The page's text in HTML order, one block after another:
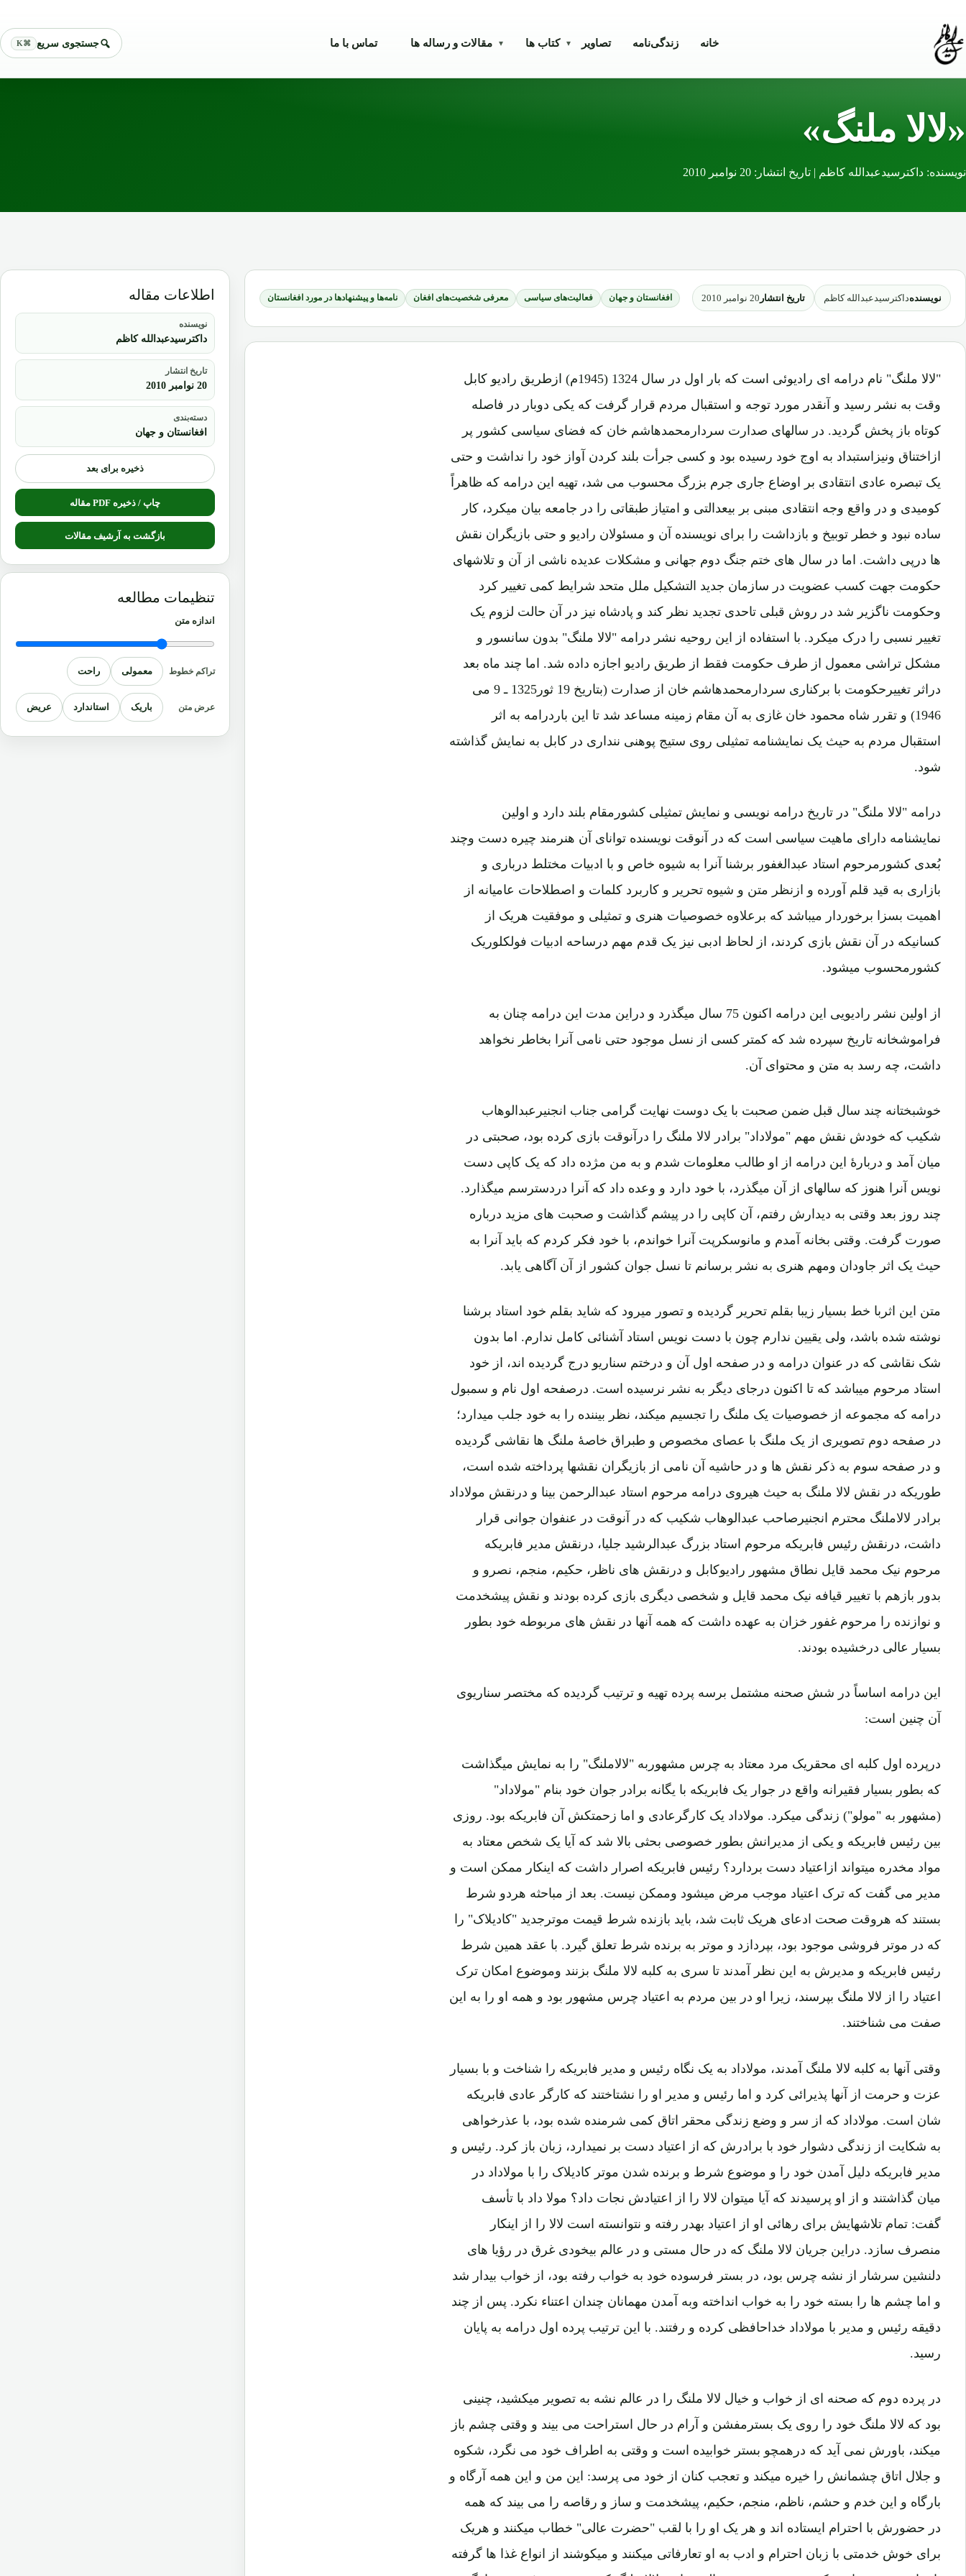
زندگی‌نامه
«لالا ملنگ»
افغانستان و جهان فعالیت‌های سیاسی معرفی شخصیت‌های افغان نامه‌ها و پیشنهادها در مورد افغانستان
"لالا ملنگ" نام درامه ای رادیوئی است که بار اول در سال 1324 (1945م) ازطریق رادیو کابل
وقت به نشر رسید و آنقدر مورد توجه و استقبال مردم قرار گرفت که یکی دوبار در فاصله
کوتاه باز پخش گردید. در سالهای صدارت سردارمحمدهاشم خان که فضای سیاسی کشور پر
ازاختناق ونیزاستبداد به اوج خود رسیده بود و کسی جرأت بلند کردن آواز خود را نداشت و حتی
یک تبصره عادی انتقادی بر اوضاع جاری جرم بزرگ محسوب می شد، تهیه این درامه که ظاهراً
کومیدی و در واقع وجه انتقادی مبنی بر بیعدالتی و امتیاز طبقاتی را در جامعه بیان میکرد، کار
ساده نبود و خطر توبیخ و بازداشت را برای نویسنده آن و مسئولان رادیو و حتی بازیگران نقش
ها درپی داشت. اما در سال های ختم جنگ دوم جهانی و مشکلات عدیده ناشی از آن و تلاشهای
حکومت جهت کسب عضویت در سازمان جدید التشکیل ملل متحد شرایط کمی تغییر کرد
وحکومت ناگزیر شد در روش قبلی تاحدی تجدید نظر کند و پادشاه نیز در آن حالت لزوم یک
تغییر نسبی را درک میکرد. با استفاده از این روحیه نشر درامه "لالا ملنگ" بدون سانسور و
مشکل تراشی معمول از طرف حکومت فقط از طریق رادیو اجازه داده شد. اما چند ماه بعد
1946) و تقرر شاه محمود خان غازی به آن مقام زمینه مساعد شد تا این باردرامه به اثر
استقبال مردم به حیث یک نمایشنامه تمثیلی روی ستیج پوهنی ننداری در کابل به نمایش گذاشته
درامه "لالا ملنگ" در تاریخ درامه نویسی و نمایش تمثیلی کشورمقام بلند دارد و اولین
نمایشنامه دارای ماهیت سیاسی است که در آنوقت نویسنده توانای آن هنرمند چیره دست وچند
بُعدی کشورمرحوم استاد عبدالغفور برشنا آنرا به شیوه خاص و با ادبیات مختلط درباری و
بازاری به قید قلم آورده و ازنظر متن و شیوه تحریر و کاربرد کلمات و اصطلاحات عامیانه از
اهمیت بسزا برخوردار میباشد که برعلاوه خصوصیات هنری و تمثیلی و موفقیت هریک از
کسانیکه در آن نقش بازی کردند، از لحاظ ادبی نیز یک قدم مهم درساحه ادبیات فولکلوریک
کشورمحسوب میشود.
از اولین نشر رادیویی این درامه اکنون 75 سال میگذرد و دراین مدت این درامه چنان به
فراموشخانه تاریخ سپرده شد که کمتر کسی از نسل موجود حتی نامی آنرا بخاطر نخواهد
داشت، چه رسد به متن و محتوای آن.
خوشبختانه چند سال قبل ضمن صحبت با یک دوست نهایت گرامی جناب انجنیرعبدالوهاب
شکیب که خودش نقش مهم "مولاداد" برادر لالا ملنگ را درآنوقت بازی کرده بود، صحبتی در
میان آمد و دربارۀ این درامه از او طالب معلومات شدم و به من مژده داد که یک کاپی دست
نویس آنرا هنوز که سالهای از آن میگذرد، با خود دارد و وعده داد که آنرا دردسترسم میگذارد.
چند روز بعد وقتی به دیدارش رفتم، آن کاپی را در پیشم گذاشت و صحبت های مزید درباره
صورت گرفت. وقتی بخانه آمدم و مانوسکرپت آنرا خواندم، با خود فکر کردم که باید آنرا به
حیث یک اثر جاودان ومهم هنری به نشر برسانم تا نسل جوان کشور از آن آگاهی یابد.
متن این اثربا خط بسیار زیبا بقلم تحریر گردیده و تصور میرود که شاید بقلم خود استاد برشنا
نوشته شده باشد، ولی یقیین ندارم چون با دست نویس استاد آشنائی کامل ندارم. اما بدون
شک نقاشی که در عنوان درامه و در صفحه اول آن و درختم سناریو درج گردیده اند، از خود
استاد مرحوم میباشد که تا اکنون درجای دیگر به نشر نرسیده است. درصفحه اول نام و سمبول
درامه که مجموعه از خصوصیات یک ملنگ را تجسیم میکند، نظر بیننده را به خود جلب میدارد؛
در صفحه دوم تصویری از یک ملنگ با عصای مخصوص و طبراق خاصۀ ملنگ ها نقاشی گردیده
و در صفحه سوم به ذکر نقش ها و در حاشیه آن نامی از بازیگران نقشها پرداخته شده است،
طوریکه در نقش لالا ملنگ به حیث هیروی درامه مرحوم استاد عبدالرحمن بینا و درنقش مولاداد
برادر لالاملنگ محترم انجنیرصاحب عبدالوهاب شکیب که در آنوقت در عنفوان جوانی قرار
داشت، درنقش رئیس فابریکه مرحوم استاد بزرگ عبدالرشید جلیا، درنقش مدیر فابریکه
مرحوم نیک محمد قایل نطاق مشهور رادیوکابل و درنقش های ناظر، حکیم، منجم، نصرو و
بدور بازهم با تغییر قیافه نیک محمد قایل و شخصی دیگری بازی کرده بودند و نقش پیشخدمت
و نوازنده را مرحوم غفور خزان به عهده داشت که همه آنها در نقش های مربوطه خود بطور
بسیار عالی درخشیده بودند.
این درامه اساساً در شش صحنه مشتمل برسه پرده تهیه و ترتیب گردیده که مختصر سناریوی
آن چنین است:
درپرده اول کلبه ای محقریک مرد معتاد به چرس مشهوربه "لالاملنگ" را به نمایش میگذاشت
که بطور بسیار فقیرانه واقع در جوار یک فابریکه با یگانه برادر جوان خود بنام "مولاداد"
(مشهور به "مولو") زندگی میکرد. مولاداد یک کارگرعادی و اما زحمتکش آن فابریکه بود. روزی
بین رئیس فابریکه و یکی از مدیرانش بطور خصوصی بحثی بالا شد که آیا یک شخص معتاد به
مواد مخدره میتواند ازاعتیاد دست بردارد؟ رئیس فابریکه اصرار داشت که اینکار ممکن است و
مدیر می گفت که ترک اعتیاد موجب مرض میشود وممکن نیست. بعد از مباحثه هردو شرط
بستند که هروقت صحت ادعای هریک ثابت شد، باید بازنده شرط قیمت موترجدید "کادیلاک" را
که در موتر فروشی موجود بود، بپردازد و موتر به برنده شرط تعلق گیرد. با عقد همین شرط
رئیس فابریکه و مدیرش به این نظر آمدند تا سری به کلبه لالا ملنگ بزنند وموضوع امکان ترک
اعتیاد را از لالا ملنگ بپرسند، زیرا او در بین مردم به اعتیاد چرس مشهور بود و همه او را به این
صفت می شناختند.
وقتی آنها به کلبه لالا ملنگ آمدند، مولاداد به یک نگاه رئیس و مدیر فابریکه را شناخت و با بسیار
عزت و حرمت از آنها پذیرائی کرد و اما رئیس و مدیر او را نشتاختند که کارگر عادی فابریکه
شان است. مولاداد که از سر و وضع زندگی محقر اتاق کمی شرمنده شده بود، با عذرخواهی
به شکایت از زندگی دشوار خود با برادرش که از اعتیاد دست بر نمیدارد، زبان باز کرد. رئیس و
مدیر فابریکه دلیل آمدن خود را و موضوع شرط و برنده شدن موتر کادیلاک را با مولاداد در
میان گذاشتند و از او پرسیدند که آیا میتوان لالا را از اعتیادش نجات داد؟ مولا داد با تأسف
گفت: تمام تلاشهایش برای رهائی او از اعتیاد بهدر رفته و نتوانسته است لالا را از اینکار
منصرف سازد. دراین جریان لالا ملنگ که در حال مستی و در عالم بیخودی غرق در رؤیا های
دلنشین سرشار از نشه چرس بود، در بستر فرسوده خود به خواب رفته بود، از خواب بیدار شد
و اما چشم ها را بسته خود را به خواب انداخته وبه آمدن مهمانان چندان اعتناء نکرد. پس از چند
دقیقه رئیس و مدیر با مولاداد خداحافظی کرده و رفتند. با این ترتیب پرده اول درامه به پایان
در پرده دوم که صحنه ای از خواب و خیال لالا ملنگ را در عالم نشه به تصویر میکشید، چنینی
بود که لالا ملنگ خود را روی یک بسترمفشن و آرام در حال استراحت می بیند و وقتی چشم باز
میکند، باورش نمی آید که درهمچو بستر خوابیده است و وقتی به اطراف خود می نگرد، شکوه
و جلال اتاق چشمانش را خیره میکند و تعجب کنان از خود می پرسد: این من و این همه آرگاه و
بارگاه و این خدم و حشم، ناظم، منجم، حکیم، پیشخدمت و ساز و رقاصه را می بیند که همه
در حضورش با احترام ایستاده اند و هر یک او را با لقب "حضرت عالی" خطاب میکنند و هریک
برای خوش خدمتی با زبان احترام و ادب به او تعارفاتی میکنند و میکوشند از انواع غذا ها گرفته
تا ساز و سرود را پیشکش حضور حضرت عالی نمایند. لالا ملنگ که همیشه در فقر و بیچارگی
اطلاعات مقاله
نویسنده
داکترسیدعبدالله کاظم
تاریخ انتشار
20 نوامبر 2010
دسته‌بندی
افغانستان و جهان
بازگشت به آرشیف مقالات
تنظیمات مطالعه